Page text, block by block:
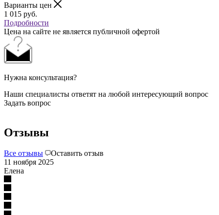
Варианты цен
1 015 руб.
Подробности
Цена на сайте не является публичной офертой
Нужна консультация?
Наши специалисты ответят на любой интересующий вопрос
Задать вопрос
Отзывы
Все отзывы
Оставить отзыв
11 ноября 2025
Елена